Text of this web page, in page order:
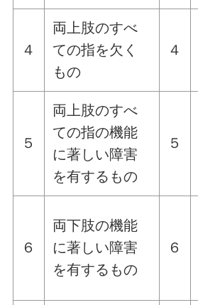
４
両上肢のすべ
ての指を欠く
もの
４
５
両上肢のすべ
ての指の機能
に著しい障害
を有するもの
５
６
両下肢の機能
に著しい障害
を有するもの
６